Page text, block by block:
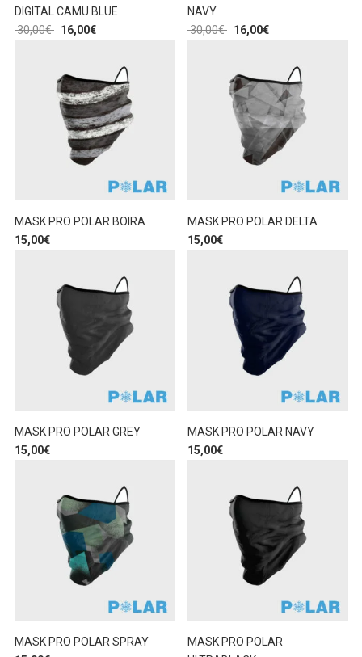
DIGITAL CAMU BLUE
30,00€ 16,00€
NAVY
30,00€ 16,00€
MASK PRO POLAR BOIRA
15,00€
MASK PRO POLAR DELTA
15,00€
MASK PRO POLAR GREY
15,00€
MASK PRO POLAR NAVY
15,00€
MASK PRO POLAR SPRAY
MASK PRO POLAR